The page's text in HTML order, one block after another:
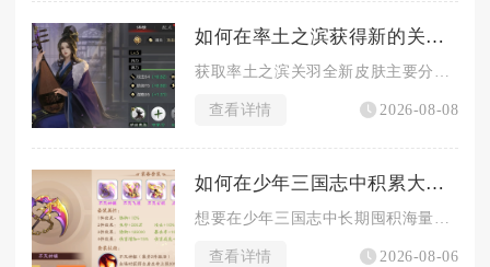
如何在率土之滨获得新的关羽皮肤
查看详情 2026-08-08
如何在少年三国志中积累大量元宝
查看详情 2026-08-06